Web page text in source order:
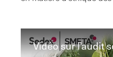
Vidéo sur l'audit